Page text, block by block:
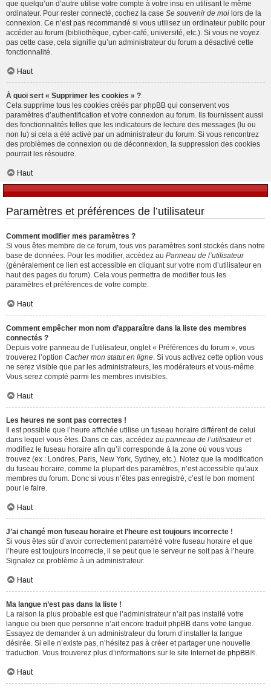
que quelqu’un d’autre utilise votre compte à votre insu en utilisant le même
ordinateur. Pour rester connecté, cochez la case Se souvenir de moi lors de la
connexion. Ce n’est pas recommandé si vous utilisez un ordinateur public pour
accéder au forum (bibliothèque, cyber-café, université, etc.). Si vous ne voyez
pas cette case, cela signifie qu’un administrateur du forum a désactivé cette
fonctionnalité.
Haut
À quoi sert « Supprimer les cookies » ?
Cela supprime tous les cookies créés par phpBB qui conservent vos
paramètres d’authentification et votre connexion au forum. Ils fournissent aussi
des fonctionnalités telles que les indicateurs de lecture des messages (lu ou
non lu) si cela a été activé par un administrateur du forum. Si vous rencontrez
des problèmes de connexion ou de déconnexion, la suppression des cookies
pourrait les résoudre.
Haut
Paramètres et préférences de l’utilisateur
Comment modifier mes paramètres ?
Si vous êtes membre de ce forum, tous vos paramètres sont stockés dans notre
base de données. Pour les modifier, accédez au Panneau de l’utilisateur
(généralement ce lien est accessible en cliquant sur votre nom d’utilisateur en
haut des pages du forum). Cela vous permettra de modifier tous les
paramètres et préférences de votre compte.
Haut
Comment empêcher mon nom d’apparaître dans la liste des membres
connectés ?
Depuis votre panneau de l’utilisateur, onglet « Préférences du forum », vous
trouverez l’option Cacher mon statut en ligne . Si vous activez cette option vous
ne serez visible que par les administrateurs, les modérateurs et vous-même.
Vous serez compté parmi les membres invisibles.
Haut
Les heures ne sont pas correctes !
Il est possible que l’heure affichée utilise un fuseau horaire différent de celui
dans lequel vous êtes. Dans ce cas, accédez au panneau de l’utilisateuret
modifiez le fuseau horaire afin qu’il corresponde à la zone où vous vous
trouvez (ex : Londres, Paris, New York, Sydney, etc.). Notez que la modification
du fuseau horaire, comme la plupart des paramètres, n’est accessible qu’aux
membres du forum. Donc si vous n’êtes pas enregistré, c’est le bon moment
pour le faire.
Haut
J’ai changé mon fuseau horaire et l’heure est toujours incorrecte !
Si vous êtes sûr d’avoir correctement paramétré votre fuseau horaire et que
l’heure est toujours incorrecte, il se peut que le serveur ne soit pas à l’heure.
Signalez ce problème à un administrateur.
Haut
Ma langue n’est pas dans la liste !
La raison la plus probable est que l’administrateur n’ait pas installé votre
langue ou bien que personne n’ait encore traduit phpBB dans votre langue.
Essayez de demander à un administrateur du forum d’installer la langue
désirée. Si elle n’existe pas, n’hésitez pas à créer et partager une nouvelle
traduction. Vous trouverez plus d’informations sur le site Internet de phpBB®.
Haut